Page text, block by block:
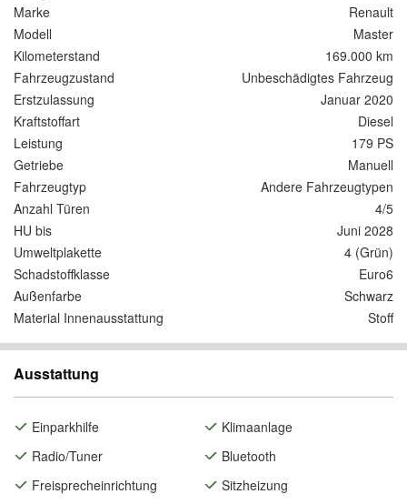
Marke
Renault
Modell
Master
Kilometerstand
169.000 km
Fahrzeugzustand
Unbeschädigtes Fahrzeug
Erstzulassung
Januar 2020
Kraftstoffart
Diesel
Leistung
179 PS
Getriebe
Manuell
Fahrzeugtyp
Andere Fahrzeugtypen
Anzahl Türen
4/5
HU bis
Juni 2028
Umweltplakette
4 (Grün)
Schadstoffklasse
Euro6
Außenfarbe
Schwarz
Material Innenausstattung
Stoff
Ausstattung
Einparkhilfe
Klimaanlage
Radio/Tuner
Bluetooth
Freisprecheinrichtung
Sitzheizung